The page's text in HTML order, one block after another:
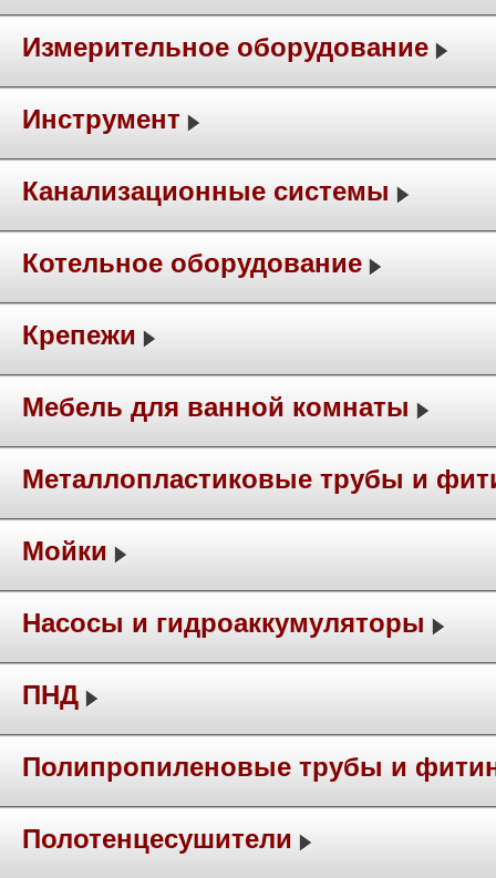
Измерительное оборудование
Инструмент
Канализационные системы
Котельное оборудование
Крепежи
Мебель для ванной комнаты
Металлопластиковые трубы и
Мойки
Насосы и гидроаккумуляторы
ПНД
Полипропиленовые трубы и
Полотенцесушители